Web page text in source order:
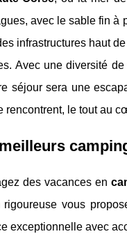
avec le sable fin à
infrastructures haut
Avec une diversité
séjour sera une
rencontrent, le tout au
des vacances en
rigoureuse vous
exceptionnelle avec